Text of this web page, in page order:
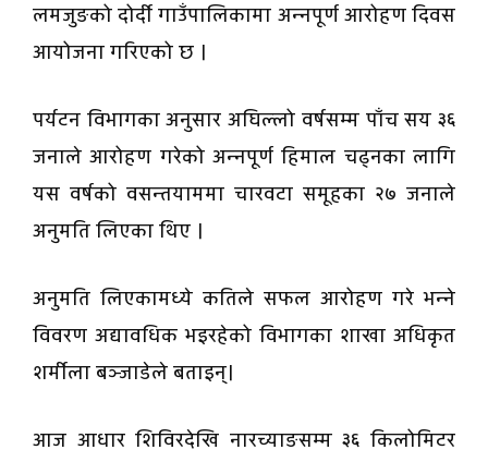
लमजुङको दोर्दी गाउँपालिकामा अन्नपूर्ण आरोहण दिवस
आयोजना गरिएको छ ।
पर्यटन विभागका अनुसार अघिल्लो वर्षसम्म पाँच सय ३६
जनाले आरोहण गरेको अन्नपूर्ण हिमाल चढ्नका लागि
यस वर्षको वसन्तयाममा चारवटा समूहका २७ जनाले
अनुमति लिएका थिए ।
अनुमति लिएकामध्ये कतिले सफल आरोहण गरे भन्ने
विवरण अद्यावधिक भइरहेको विभागका शाखा अधिकृत
शर्मीला बञ्जाडेले बताइन्।
आज आधार शिविरदेखि नारच्याङसम्म ३६ किलोमिटर